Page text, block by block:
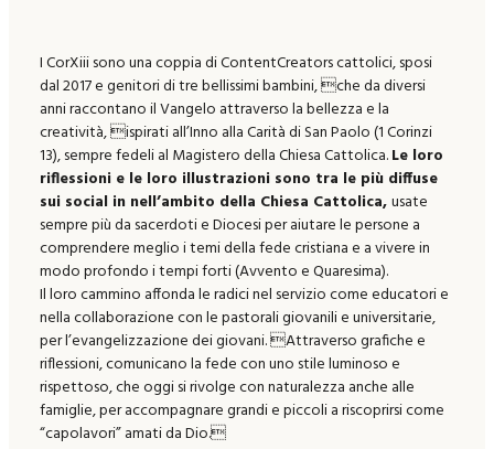
I CorXiii sono una coppia di ContentCreators cattolici, sposi
dal 2017 e genitori di tre bellissimi bambini, che da diversi
anni raccontano il Vangelo attraverso la bellezza e la
creatività, ispirati all’Inno alla Carità di San Paolo (1 Corinzi
13), sempre fedeli al Magistero della Chiesa Cattolica.Le loro
riflessioni e le loro illustrazioni sono tra le più diffuse
sui social in nell’ambito della Chiesa Cattolica,usate
sempre più da sacerdoti e Diocesi per aiutare le persone a
comprendere meglio i temi della fede cristiana e a vivere in
modo profondo i tempi forti (Avvento e Quaresima).
Il loro cammino affonda le radici nel servizio come educatori e
nella collaborazione con le pastorali giovanili e universitarie,
per l’evangelizzazione dei giovani. Attraverso grafiche e
riflessioni, comunicano la fede con uno stile luminoso e
rispettoso, che oggi si rivolge con naturalezza anche alle
famiglie, per accompagnare grandi e piccoli a riscoprirsi come
“capolavori” amati da Dio.